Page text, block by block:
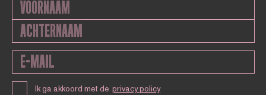
Ik ga akkoord met de privacy policy